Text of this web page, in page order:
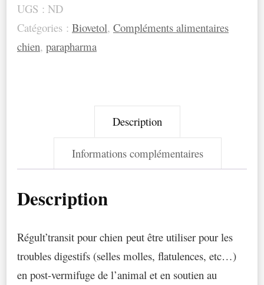
Probiotiques
Bio
Régul
UGS : ND
Catégories : Biovetol, Compléments alimentaires
chien, parapharma
Description
Informations complémentaires
Description
Régult’transit pour chien peut être utiliser pour les
troubles digestifs (selles molles, flatulences, etc…)
en post-vermifuge de l’animal et en soutien au